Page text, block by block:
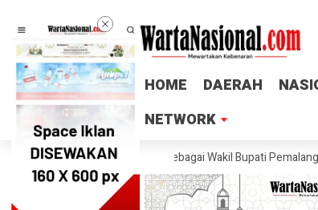
HOME DAERAH
NETWORK
HOME DAERAH
NETWORK
Tak Ingin Maju sebagai Wakil Bupati Pemalang Ketum